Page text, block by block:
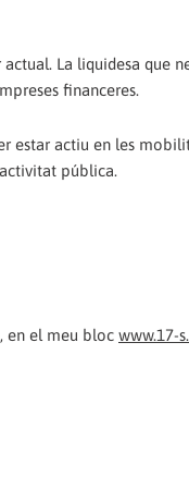
La liquidesa que
financeres.
estar actiu en les
pública.
en el meu bloc www.17-